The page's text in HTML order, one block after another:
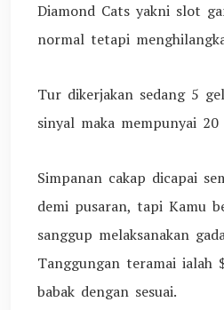
Diamond Cats yakni slot
normal tetapi
Tur dikerjakan sedang 5
sinyal maka mempunyai
Simpanan cakap dicapai
demi pusaran, tapi Kamu
sanggup melaksanakan
Tanggungan teramai ialah
babak dengan sesuai.